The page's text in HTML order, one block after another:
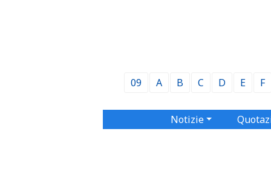
09 A B C D E F
Notizie